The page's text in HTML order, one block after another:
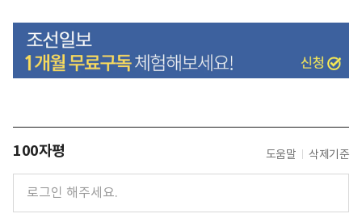
100자평 도움말 삭제기준